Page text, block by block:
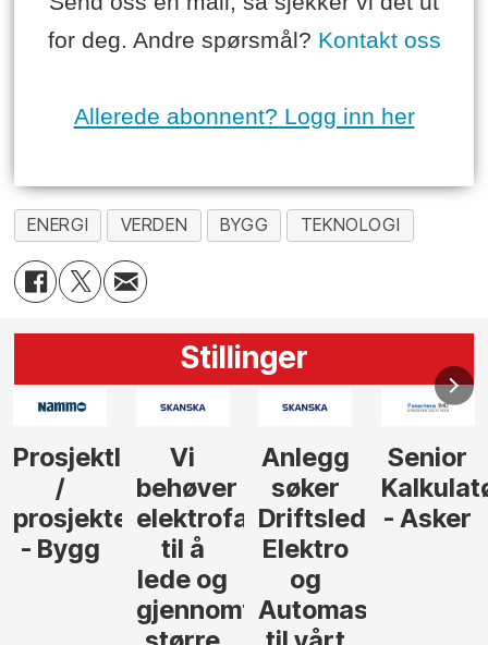
for deg. Andre spørsmål? Kontakt oss
Allerede abonnent? Logg inn her
ENERGI VERDEN BYGG TEKNOLOGI
Stillinger
Anlegg
søker
Driftsleder
Elektro
Automasjon
Senior
Kalkulatør
- Asker
Senior
Tilbudsleder
Anlegg
- Oslo